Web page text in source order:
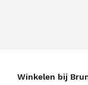
Winkelen bij